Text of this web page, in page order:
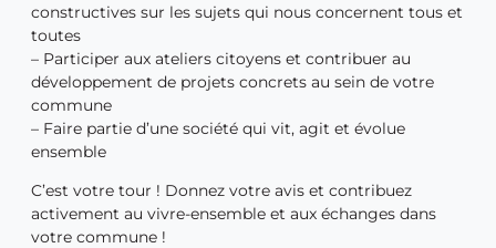
constructives sur les sujets qui nous concernent tous et
toutes
– Participer aux ateliers citoyens et contribuer au
développement de projets concrets au sein de votre
commune
– Faire partie d’une société qui vit, agit et évolue
ensemble
C’est votre tour ! Donnez votre avis et contribuez
activement au vivre-ensemble et aux échanges dans
votre commune !